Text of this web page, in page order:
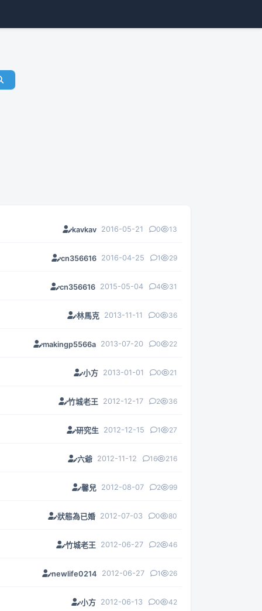
kavkav 2016-05-21 0 13
cn356616 2016-04-25 1 29
cn356616 2015-05-04 4 31
林馬克 2013-11-11 0 36
makingp5566a 2013-07-20 0 22
小方 2013-01-01 0 21
竹城老王 2012-12-17 2 36
研究生 2012-12-15 1 27
六爺 2012-11-12 16 216
馨兒 2012-08-07 2 99
狀態為已婚 2012-07-03 0 80
竹城老王 2012-06-27 2 46
newlife0214 2012-06-27 1 26
小方 2012-06-13 0 42